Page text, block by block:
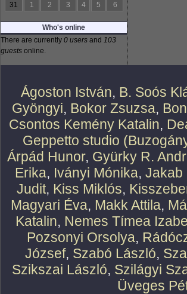
31
1 2 3 4 5 6
Who's online
There are currently 0 users and 103
guests online.
Ágoston István, B. Soós
Gyöngyi, Bokor Zsuzsa,
Csontos Kemény Katalin,
Geppetto studio
Árpád Hunor, Gyürky R.
Erika, Iványi Mónika, Jakab
Judit, Kiss Miklós,
Magyari Éva, Makk Attila,
Katalin, Nemes Tímea
Pozsonyi Orsolya,
József, Szabó László,
Szikszai László, Szilágyi
Üveges